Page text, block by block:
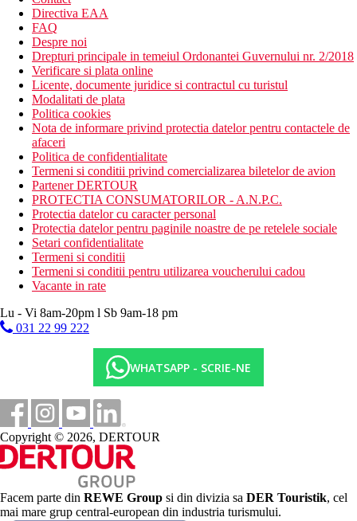
Hotelul ofera:
Camera de bagaje
Schimb valutar
Parcare gratuita
Wi-Fi gratuit
Piscina in aer liber
Centru Wellness & SPA
Minimarket
Seif
Lift
Descrierea plajei
Plaja cu nisip
Sport si Relaxare
Inchiriere biciclete
Tenis de masa
Darts
Aerobic
Club pentru copii
3 km
Centrul orasului
1,6 km
Distanta pana la plaja
300 m
Restaurant
Directiva EAA
FAQ
Despre noi
Drepturi principale in temeiul Ordonantei Guvernului nr. 2/2018
Verificare si plata online
Licente, documente juridice si contractul cu turistul
Modalitati de plata
Politica cookies
Nota de informare privind protectia datelor pentru contactele de
afaceri
Politica de confidentialitate
Termeni si conditii privind comercializarea biletelor de avion
Partener DERTOUR
PROTECTIA CONSUMATORILOR - A.N.P.C.
Protectia datelor cu caracter personal
Protectia datelor pentru paginile noastre de pe retelele sociale
Setari confidentialitate
Termeni si conditii
Termeni si conditii pentru utilizarea voucherului cadou
Vacante in rate
Lu - Vi 8am-20pm l Sb 9am-18 pm
031 22 99 222
WHATSAPP - SCRIE-NE
Copyright © 2026, DERTOUR
Facem parte din REWE Group si din divizia sa DER Touristik, cel
mai mare grup central-european din industria turismului.